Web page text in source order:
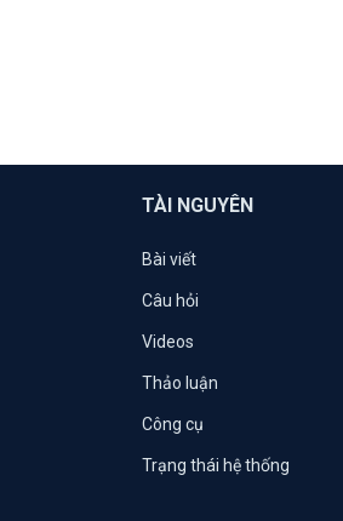
TÀI NGUYÊN
Bài viết
Câu hỏi
Videos
Thảo luận
Công cụ
Trạng thái hệ thống